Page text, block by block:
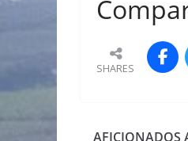
SHARES
AFICIONADOS